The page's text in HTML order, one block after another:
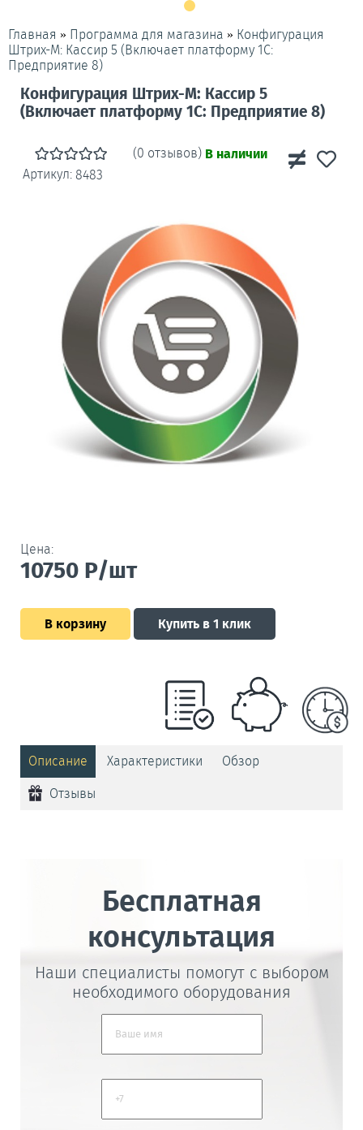
Главная » Программа для магазина » Конфигурация
Штрих-М: Кассир 5 (Включает платформу 1C:
Предприятие 8)
Конфигурация Штрих-М: Кассир 5
(Включает платформу 1C: Предприятие 8)
(0 отзывов) В наличии
Артикул: 8483
Цена:
10750 Р/шт
В корзину Купить в 1 клик
Описание Характеристики Обзор
Отзывы
Бесплатная
консультация
Наши специалисты помогут с выбором
необходимого оборудования